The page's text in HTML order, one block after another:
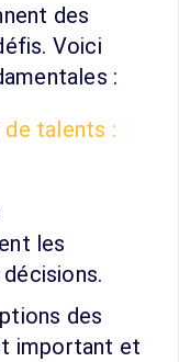
des
Voici
:
talents :
les
des
important et